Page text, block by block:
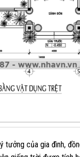
của gia đình,